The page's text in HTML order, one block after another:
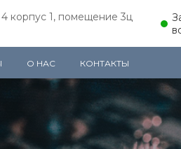
корпус 1, помещение 3ц
О НАС КОНТАКТЫ